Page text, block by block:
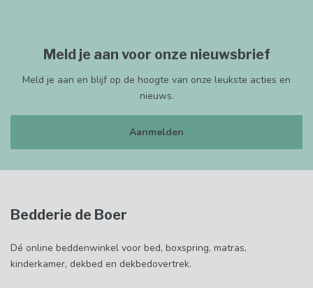
Meld je aan voor onze nieuwsbrief
Meld je aan en blijf op de hoogte van onze leukste acties en
nieuws.
Aanmelden
Bedderie de Boer
Dé online beddenwinkel voor bed, boxspring, matras,
kinderkamer, dekbed en dekbedovertrek.